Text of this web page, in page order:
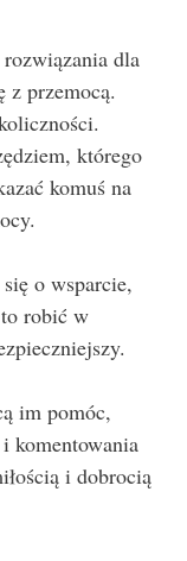
dla
z przemocą.
którego
komuś na
o wsparcie,
robić w
im pomóc,
komentowania
i dobrocią